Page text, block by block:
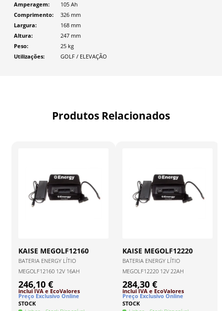
Amperagem
105 Ah
Comprimento
326 mm
Largura
168 mm
Altura
247 mm
Peso
25 kg
Utilizações
GOLF / ELEVAÇÃO
Produtos Relacionados
KAISE MEGOLF12160
BATERIA ENERGY LÍTIO
MEGOLF12160 12V 16AH
246,10 €
inclui IVA e EcoValores
Preço Exclusivo Online
STOCK
KAISE MEGOLF12220
BATERIA ENERGY LÍTIO
MEGOLF12220 12V 22AH
284,30 €
inclui IVA e EcoValores
Preço Exclusivo Online
STOCK